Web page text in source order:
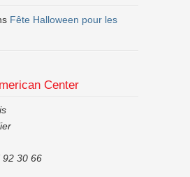
Fête Halloween pour les
Center
92 30 66